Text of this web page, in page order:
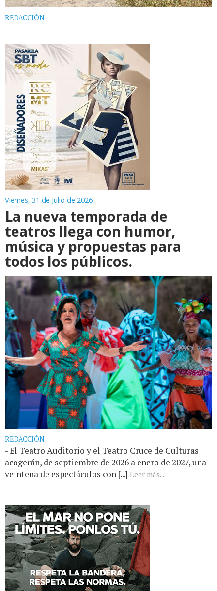
REDACCIÓN
Viernes, 31 de Julio de 2026
La nueva temporada de
teatros llega con humor,
música y propuestas para
todos los públicos.
REDACCIÓN
- El Teatro Auditorio y el Teatro Cruce de Culturas
acogerán, de septiembre de 2026 a enero de 2027, una
veintena de espectáculos con [...] Leer más...